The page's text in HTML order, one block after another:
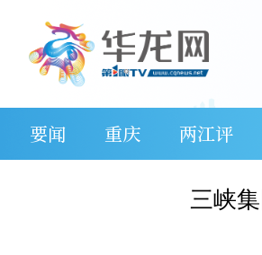
要闻 重庆 两江评
三峡